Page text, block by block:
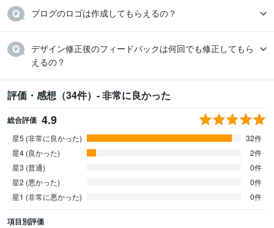
ブログのロゴは作成してもらえるの？
デザイン修正後のフィードバックは何回でも修正してもら
えるの？
評価・感想（34件）- 非常に良かった
総合評価 4.9
星5 (非常に良かった)
32件
星4 (良かった)
2件
星3 (普通)
0件
星2 (悪かった)
0件
星1 (非常に悪かった)
0件
項目別評価